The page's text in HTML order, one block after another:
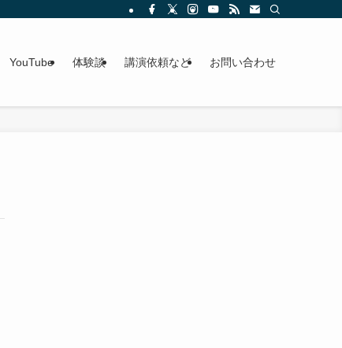
YouTube 体験談 講演依頼など お問い合わせ